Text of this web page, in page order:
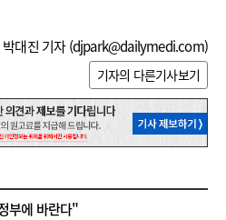
박대진 기자 (djpark@dailymedi.com)
기자의 다른기사보기
부에 바란다"